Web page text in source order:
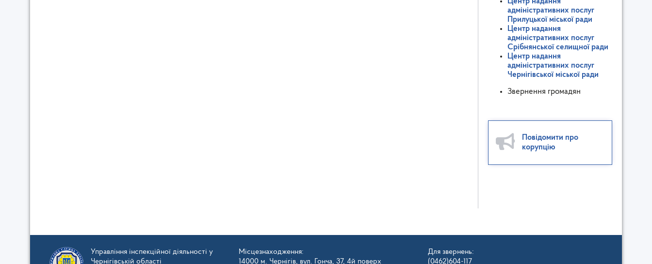
адміністративних послуг
Прилуцької міської ради
Центр надання
адміністративних послуг
Срібнянської селищної ради
Центр надання
адміністративних послуг
Чернігівської міської ради
Звернення громадян
Повідомити про
корупцію
Управління інспекційної діяльності у
Чернігівській області
Місцезнаходження:
14000 м. Чернігів, вул. Гонча, 37, 4й поверх
Для звернень:
(0462)604-117